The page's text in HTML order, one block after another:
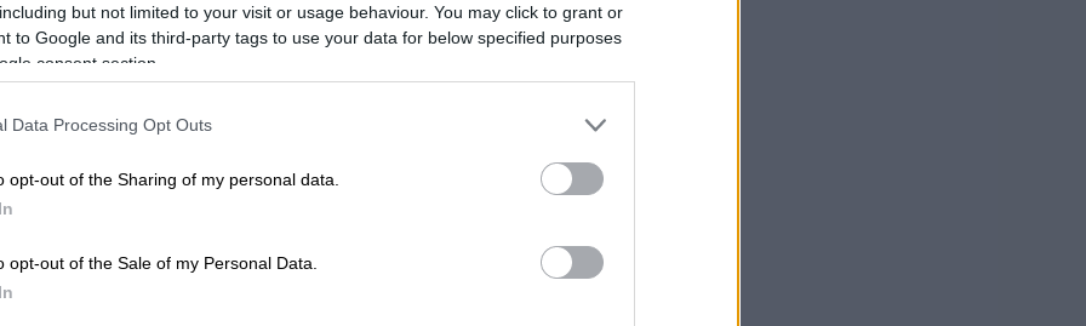
but not limited to your visit or usage behaviour. You may click to grant or
to Google and its third-party tags to use your data for below specified purposes
consent section.
Data Processing Opt Outs
opt-out of the Sharing of my personal data.
opt-out of the Sale of my Personal Data.